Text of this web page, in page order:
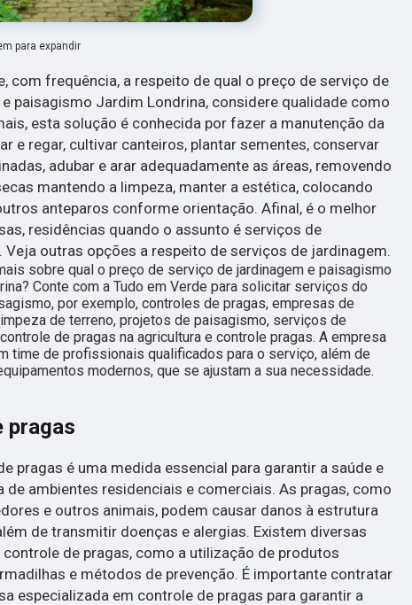
para expandir
com frequência, a respeito de qual o preço de serviço de
paisagismo Jardim Londrina, considere qualidade como
esta solução é conhecida por fazer a manutenção da
e regar, cultivar canteiros, plantar sementes, conservar
adubar e arar adequadamente as áreas, removendo
mantendo a limpeza, manter a estética, colocando
anteparos conforme orientação. Afinal, é o melhor
residências quando o assunto é serviços de
Veja outras opções a respeito de serviços de jardinagem.
sobre qual o preço de serviço de jardinagem e paisagismo
Conte com a Tudo em Verde para solicitar serviços do
por exemplo, controles de pragas, empresas de
de terreno, projetos de paisagismo, serviços de
de pragas na agricultura e controle pragas. A empresa
time de profissionais qualificados para o serviço, além de
modernos, que se ajustam a sua necessidade.
pragas
pragas é uma medida essencial para garantir a saúde e
de ambientes residenciais e comerciais. As pragas, como
e outros animais, podem causar danos à estrutura
de transmitir doenças e alergias. Existem diversas
de pragas, como a utilização de produtos
e métodos de prevenção. É importante contratar
especializada em controle de pragas para garantir a